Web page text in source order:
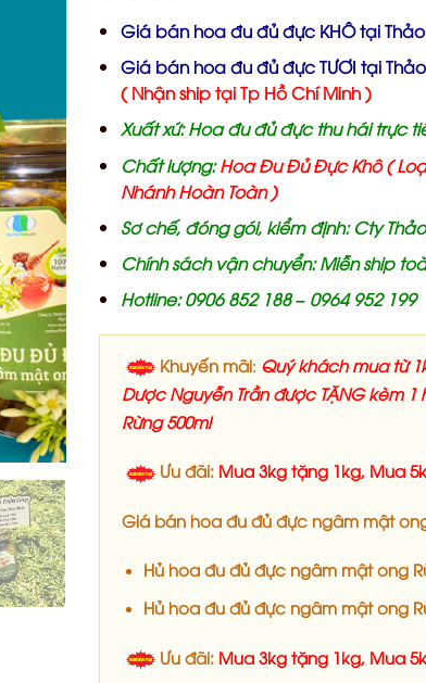
Giá bán hoa đu đủ đực KHÔ tại
Giá bán hoa đu đủ đực TƯƠI tại
( Nhận ship tại Tp Hồ Chí Minh )
Xuất xứ: Hoa đu đủ đực thu hái trực
Chất lượng:Hoa Đu Đủ Đực Khô (
Nhánh Hoàn Toàn )
Sơ chế, đóng gói, kiểm định: Cty
Chính sách vận chuyển: Miễn ship
Hotline: 0906 852 188 – 0964 952 199
Khuyến mãi: Quý khách mua từ
Dược Nguyễn Trần được TẶNG kèm
Rừng 500ml
Ưu đãi: Mua 3kg tặng 1kg, Mua
Giá bán hoa đu đủ đực ngâm mật
Hủ hoa đu đủ đực ngâm mật ong
Hủ hoa đu đủ đực ngâm mật ong
Ưu đãi: Mua 3kg tặng 1kg, Mua